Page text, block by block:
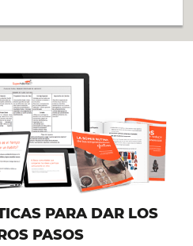
PARA DAR LOS
PASOS